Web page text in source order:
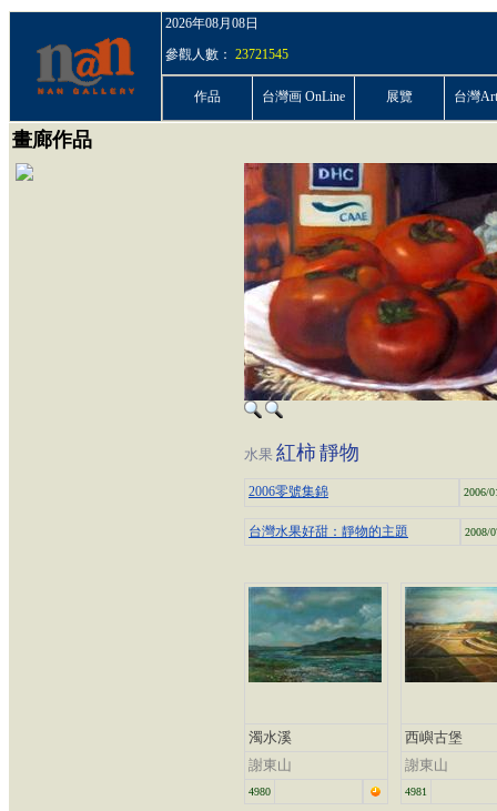
2026年08月08日
參觀人數： 23721545
作品 台灣画 OnLine 展覽 台灣
畫廊作品
水果 紅柿 靜物
2006零號集錦 2006/
台灣水果好甜：靜物的主題 2008/
濁水溪
謝東山
4980
西嶼古堡
謝東山
4981